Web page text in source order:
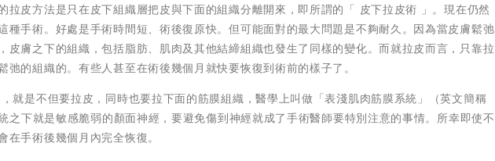
拉皮方法是只在皮下組織層把皮與下面的組織分離開來，即所謂的「 皮下拉皮術 」。現在仍然
種手術。好處是手術時間短、術後復原快。但可能面對的最大問題是不夠耐久。因為當皮膚鬆弛
皮膚之下的組織，包括脂肪、肌肉及其他結締組織也發生了同樣的變化。而就拉皮而言，只靠拉
弛的組織的。有些人甚至在術後幾個月就快要恢復到術前的樣子了。
就是不但要拉皮，同時也要拉下面的筋膜組織，醫學上叫做「表淺肌肉筋膜系統」（英文簡稱
之下就是敏感脆弱的顏面神經，要避免傷到神經就成了手術醫師要特別注意的事情。所幸即使不
手術後幾個月內完全恢復。